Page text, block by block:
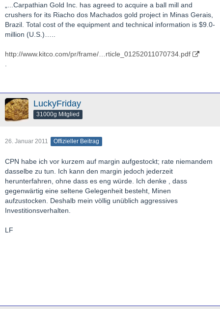
„...Carpathian Gold Inc. has agreed to acquire a ball mill and
crushers for its Riacho dos Machados gold project in Minas Gerais,
Brazil. Total cost of the equipment and technical information is $9.0-
million (U.S.)…..
http://www.kitco.com/pr/frame/…rticle_01252011070734.pdf
LuckyFriday
31000g Mitglied
26. Januar 2011 Offizieller Beitrag
CPN habe ich vor kurzem auf margin aufgestockt; rate niemandem
dasselbe zu tun. Ich kann den margin jedoch jederzeit
herunterfahren, ohne dass es eng würde. Ich denke , dass
gegenwärtig eine seltene Gelegenheit besteht, Minen
aufzustocken. Deshalb mein völlig unüblich aggressives
Investitionsverhalten.
LF